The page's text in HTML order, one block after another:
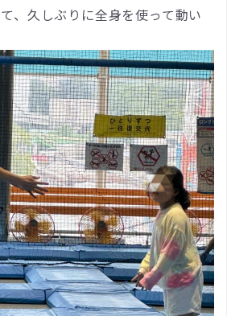
、久しぶりに全身を使って動い